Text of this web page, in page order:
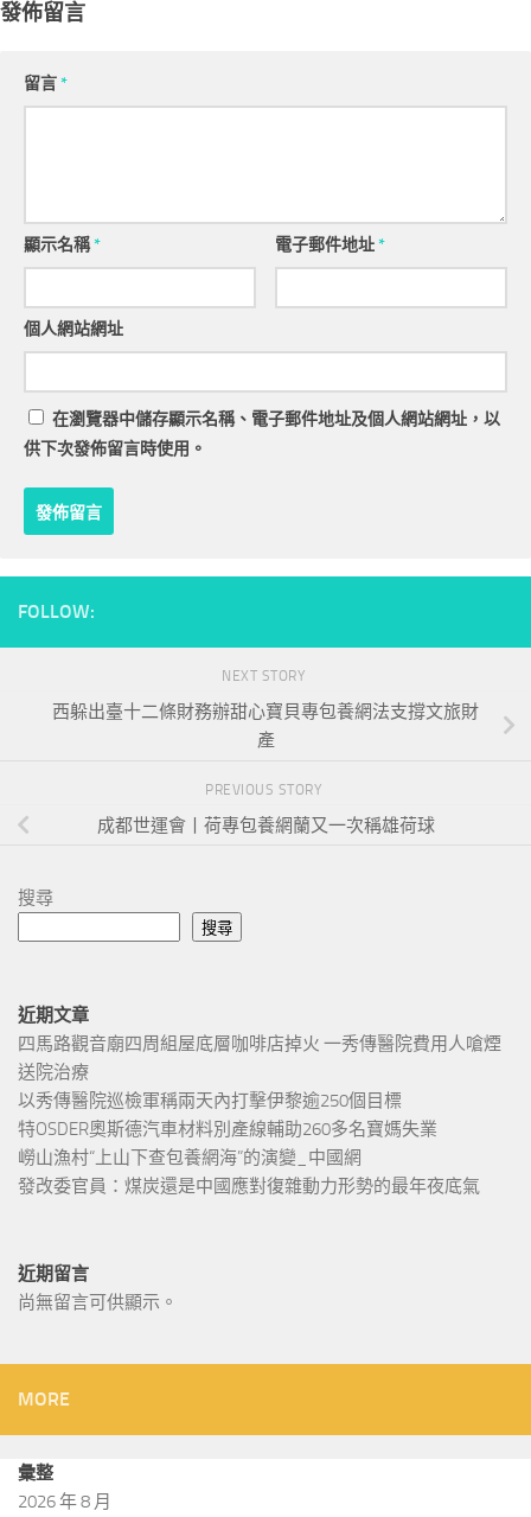
發佈留言
留言*
顯示名稱* 電子郵件地址*
個人網站網址
在瀏覽器中儲存顯示名稱、電子郵件地址及個人網站網址，以
供下次發佈留言時使用。
FOLLOW:
NEXT STORY
西躲出臺十二條財務辦甜心寶貝專包養網法支撐文旅財
產
PREVIOUS STORY
成都世運會丨荷專包養網蘭又一次稱雄荷球
搜尋
搜尋
近期文章
四馬路觀音廟四周組屋底層咖啡店掉火 一秀傳醫院費用人嗆煙
送院治療
以秀傳醫院巡檢軍稱兩天內打擊伊黎逾250個目標
特OSDER奧斯德汽車材料別產線輔助260多名寶媽失業
嶗山漁村“上山下查包養網海”的演變_中國網
發改委官員：煤炭還是中國應對復雜動力形勢的最年夜底氣
近期留言
尚無留言可供顯示。
MORE
彙整
2026 年 8 月